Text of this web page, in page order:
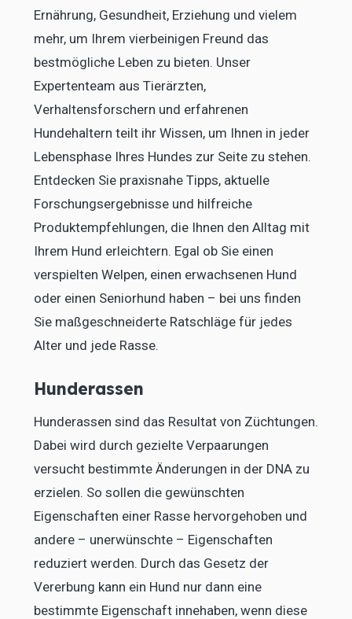
Ernährung, Gesundheit, Erziehung und vielem
mehr, um Ihrem vierbeinigen Freund das
bestmögliche Leben zu bieten. Unser
Expertenteam aus Tierärzten,
Verhaltensforschern und erfahrenen
Hundehaltern teilt ihr Wissen, um Ihnen in jeder
Lebensphase Ihres Hundes zur Seite zu stehen.
Entdecken Sie praxisnahe Tipps, aktuelle
Forschungsergebnisse und hilfreiche
Produktempfehlungen, die Ihnen den Alltag mit
Ihrem Hund erleichtern. Egal ob Sie einen
verspielten Welpen, einen erwachsenen Hund
oder einen Seniorhund haben – bei uns finden
Sie maßgeschneiderte Ratschläge für jedes
Alter und jede Rasse.
Hunderassen
Hunderassen sind das Resultat von Züchtungen.
Dabei wird durch gezielte Verpaarungen
versucht bestimmte Änderungen in der DNA zu
erzielen. So sollen die gewünschten
Eigenschaften einer Rasse hervorgehoben und
andere – unerwünschte – Eigenschaften
reduziert werden. Durch das Gesetz der
Vererbung kann ein Hund nur dann eine
bestimmte Eigenschaft innehaben, wenn diese